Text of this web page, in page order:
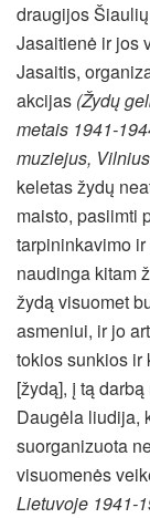
draugijos
Jasaitienė ir jos
Jasaitis,
akcijas (Žydų
metais 1941-
muziejus,
keletas žydų
maisto, pasiimti
tarpininkavimo
naudinga kitam
žydą visuomet
asmeniui, ir jo
tokios sunkios ir
[žydą], į tą
Daugėla liudija,
suorganizuota
visuomenės
Lietuvoje 1941-